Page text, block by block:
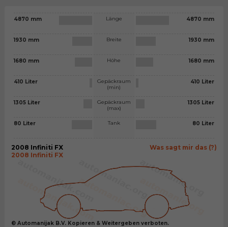
4870 mm
1930 mm
1680 mm
410 Liter
1305 Liter
80 Liter
Länge
Breite
Höhe
Gepäckraum
(min)
Gepäckraum
(max)
Tank
4870 mm
1930 mm
1680 mm
410 Liter
1305 Liter
80 Liter
Was sagt mir das (?)
2008 Infiniti FX
2008 Infiniti FX
© Automanijak B.V. Kopieren & Weitergeben verboten.